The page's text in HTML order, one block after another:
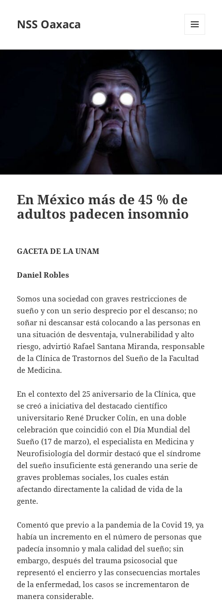
NSS Oaxaca
En México más de 45 % de
adultos padecen insomnio
GACETA DE LA UNAM
Daniel Robles
Somos una sociedad con graves restricciones de
sueño y con un serio desprecio por el descanso; no
soñar ni descansar está colocando a las personas en
una situación de desventaja, vulnerabilidad y alto
riesgo, advirtió Rafael Santana Miranda, responsable
de la Clínica de Trastornos del Sueño de la Facultad
de Medicina.
En el contexto del 25 aniversario de la Clínica, que
se creó a iniciativa del destacado científico
universitario René Drucker Colín, en una doble
celebración que coincidió con el Día Mundial del
Sueño (17 de marzo), el especialista en Medicina y
Neurofisiología del dormir destacó que el síndrome
del sueño insuficiente está generando una serie de
graves problemas sociales, los cuales están
afectando directamente la calidad de vida de la
gente.
Comentó que previo a la pandemia de la Covid 19, ya
había un incremento en el número de personas que
padecía insomnio y mala calidad del sueño; sin
embargo, después del trauma psicosocial que
representó el encierro y las consecuencias mortales
de la enfermedad, los casos se incrementaron de
manera considerable.